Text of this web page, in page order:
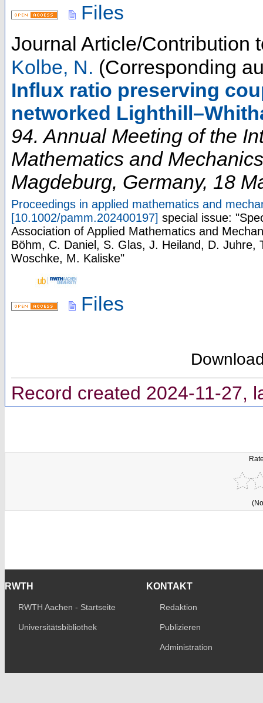
Files
Journal Article/Contribution
Kolbe, N. (Corresponding
Influx ratio preserving
networked
94. Annual Meeting of the
Mathematics and
Magdeburg, Germany, 18
Proceedings in applied mathematics and
[10.1002/pamm.202400197] special issue:
Association of Applied Mathematics and
Böhm, C. Daniel, S. Glas, J. Heiland, D.
Woschke, M. Kaliske"
Files
Record created 2024-11-27,
RWTH
RWTH Aachen - Startseite
Universitätsbibliothek
KONTAKT
Redaktion
Publizieren
Administration